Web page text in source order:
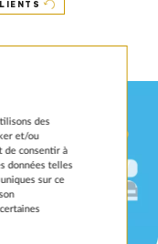
des
et/ou
de consentir à
données telles
sur ce